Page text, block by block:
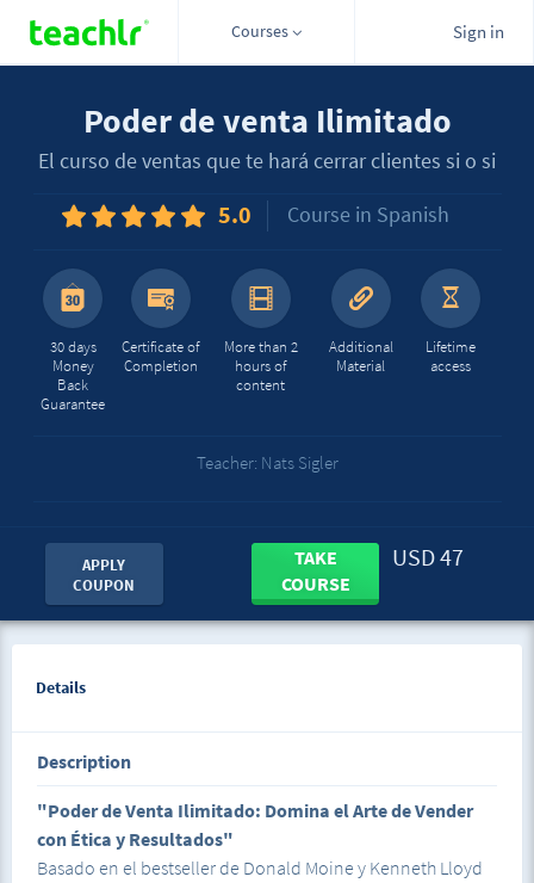
Courses Sign in
Poder de venta Ilimitado
El curso de ventas que te hará cerrar clientes si o si
5.0 Course in Spanish
30 days
Money
Back
Guarantee
Certificate of
Completion
More than 2
hours of
content
Additional
Material
Lifetime
access
Teacher: Nats Sigler
APPLY
COUPON
TAKE
COURSE
USD 47
Details
Description
"Poder de Venta Ilimitado: Domina el Arte de Vender
con Ética y Resultados"
Basado en el bestseller de Donald Moine y Kenneth Lloyd